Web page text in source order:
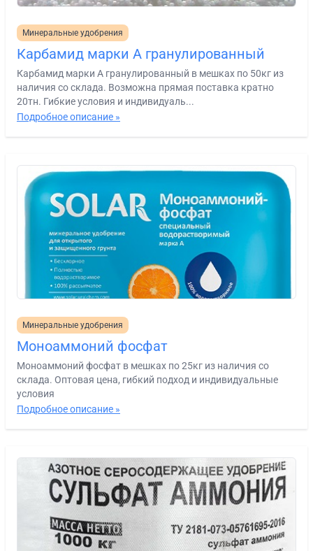
Минеральные удобрения
Карбамид марки А гранулированный
Карбамид марки А гранулированный в мешках по 50кг из
наличия со склада. Возможна прямая поставка кратно
20тн. Гибкие условия и индивидуаль...
Подробное описание »
Минеральные удобрения
Моноаммоний фосфат
Моноаммоний фосфат в мешках по 25кг из наличия со
склада. Оптовая цена, гибкий подход и индивидуальные
условия
Подробное описание »